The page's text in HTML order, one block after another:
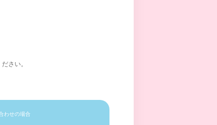
さい。
わせの場合